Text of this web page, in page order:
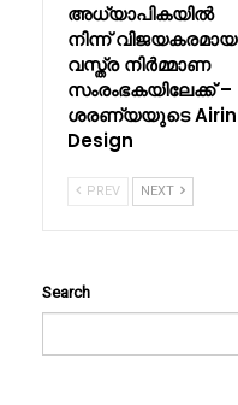
അധ്യാപികയിൽ
നിന്ന് വിജയകരമായ
വസ്ത്ര നിർമ്മാണ
സംരംഭകയിലേക്ക് –
ശരണ്യയുടെ Airin
Design
PREV NEXT
Search